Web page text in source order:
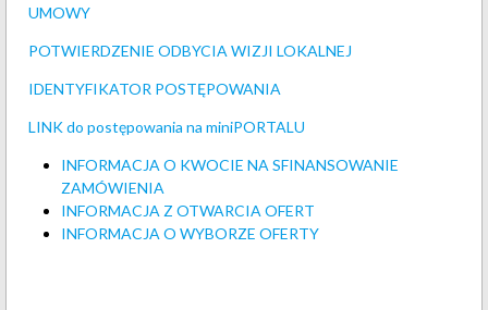
UMOWY
POTWIERDZENIE ODBYCIA WIZJI LOKALNEJ
IDENTYFIKATOR POSTĘPOWANIA
LINK do postępowania na miniPORTALU
INFORMACJA O KWOCIE NA SFINANSOWANIE
ZAMÓWIENIA
INFORMACJA Z OTWARCIA OFERT
INFORMACJA O WYBORZE OFERTY